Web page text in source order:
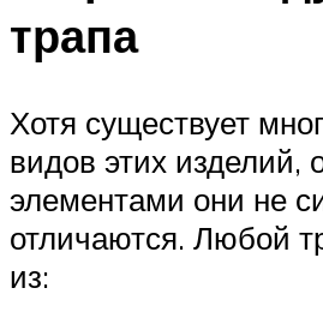
трапа
Хотя существует
видов этих изделий,
элементами они не
отличаются. Любой
из: